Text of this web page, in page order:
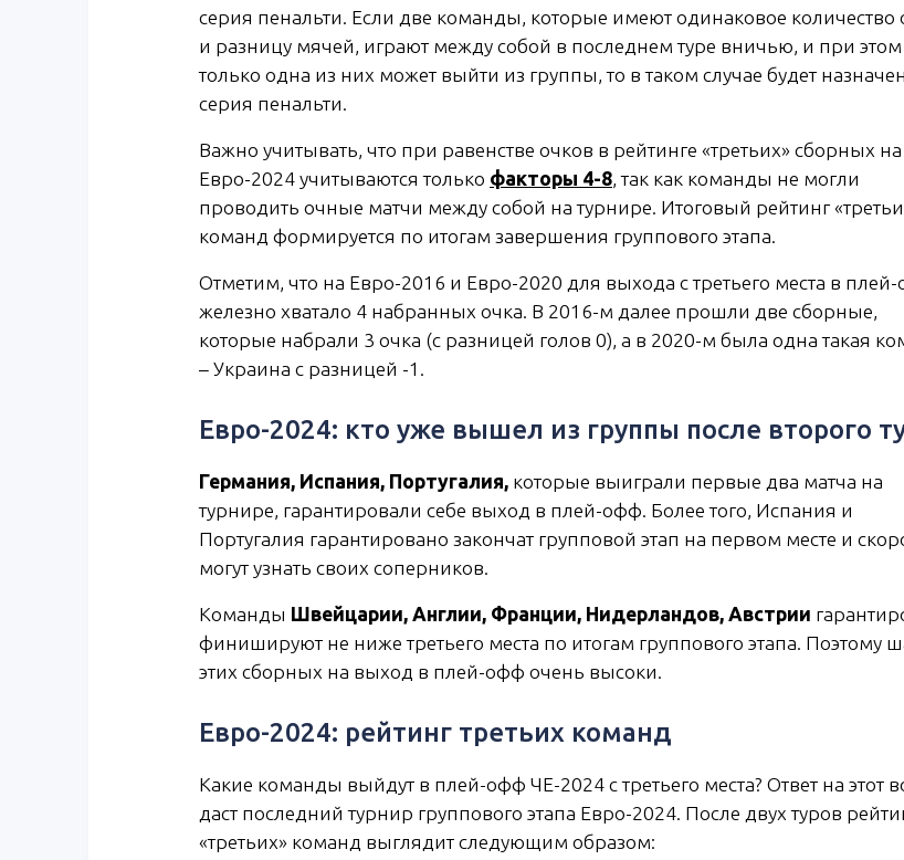
серия пенальти. Если две команды, которые имеют одинаковое количество
и разницу мячей, играют между собой в последнем туре вничью, и при этом
только одна из них может выйти из группы, то в таком случае будет
серия пенальти.
Важно учитывать, что при равенстве очков в рейтинге «третьих» сборных на
Евро-2024 учитываются только факторы 4-8, так как команды не могли
проводить очные матчи между собой на турнире. Итоговый рейтинг
команд формируется по итогам завершения группового этапа.
Отметим, что на Евро-2016 и Евро-2020 для выхода с третьего места в
железно хватало 4 набранных очка. В 2016-м далее прошли две сборные,
которые набрали 3 очка (с разницей голов 0), а в 2020-м была одна такая
– Украина с разницей -1.
Евро-2024: кто уже вышел из группы после второго
Германия, Испания, Португалия, которые выиграли первые два матча на
турнире, гарантировали себе выход в плей-офф. Более того, Испания и
Португалия гарантировано закончат групповой этап на первом месте и
могут узнать своих соперников.
Команды Швейцарии, Англии, Франции, Нидерландов, Австрии
финишируют не ниже третьего места по итогам группового этапа. Поэтому
этих сборных на выход в плей-офф очень высоки.
Евро-2024: рейтинг третьих команд
Какие команды выйдут в плей-офф ЧЕ-2024 с третьего места? Ответ на этот
даст последний турнир группового этапа Евро-2024. После двух туров
«третьих» команд выглядит следующим образом: